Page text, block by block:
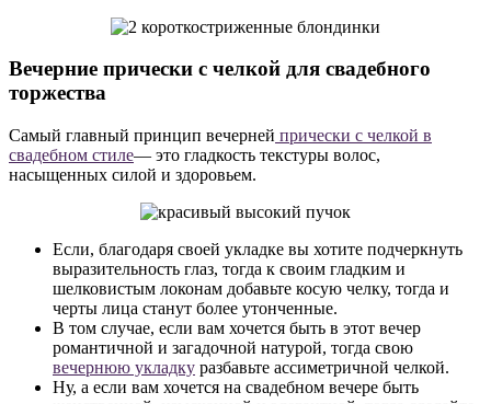
Вечерние прически с челкой для свадебного
торжества
Самый главный принцип вечерней прически с челкой в
свадебном стиле— это гладкость текстуры волос,
насыщенных силой и здоровьем.
Если, благодаря своей укладке вы хотите подчеркнуть
выразительность глаз, тогда к своим гладким и
шелковистым локонам добавьте косую челку, тогда и
черты лица станут более утонченные.
В том случае, если вам хочется быть в этот вечер
романтичной и загадочной натурой, тогда свою
вечернюю укладку разбавьте ассиметричной челкой.
Ну, а если вам хочется на свадебном вечере быть